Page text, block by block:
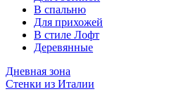
В спальню
Для прихожей
В стиле Лофт
Деревянные
Дневная зона
Стенки из Италии